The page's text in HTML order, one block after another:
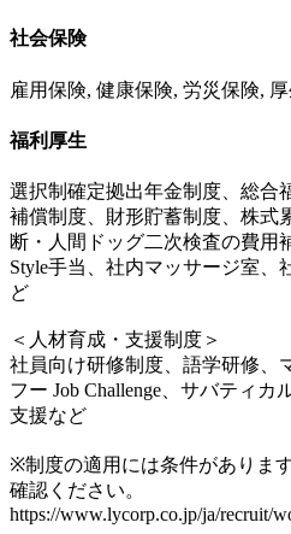
社会保険
雇用保険, 健康保険, 労災保険,
福利厚生
選択制確定拠出年金制度、総合
補償制度、財形貯蓄制度、株式
断・人間ドッグ二次検査の費用
Style手当、社内マッサージ室、
ど
＜人材育成・支援制度＞
社員向け研修制度、語学研修、
フー Job Challenge、サバティ
支援など
※制度の適用には条件がありま
確認ください。
https://www.lycorp.co.jp/ja/recruit/